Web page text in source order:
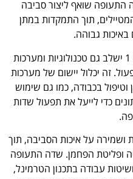
בטרמינל 1. שדה התעופה שואף ליצור סביבה
תוך התמקדות במתן
באיכות גבוהה.
בנוסף לשדרוגים הפיזיים, טרמינל 1 ישלב גם טכנולוגיות ומערכות
זה יכלול יישום של מערכות
בכבודה, כמו גם שימוש
כדי לייעל את תפעול שדות
ושמירה על איכות הסביבה, תוך
ופליטת הפחמן. שדה התעופה
עבודה בתכנון הטרמינל,